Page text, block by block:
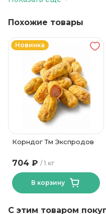
Температура хранения
Похожие товары
Новинка
Корндог Тм Экспродов
1 кг
704 ₽
В корзину
С этим товаром